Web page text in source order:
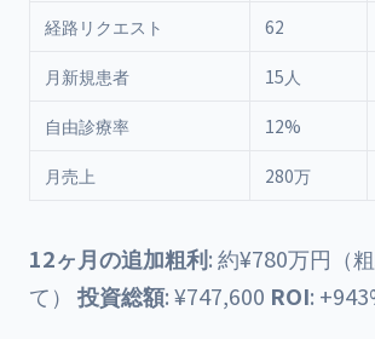
経路リクエスト 62
月新規患者 15人
自由診療率 12%
月売上 280万
12ヶ月の追加粗利: 約¥780万円（
て） 投資総額: ¥747,600 ROI: